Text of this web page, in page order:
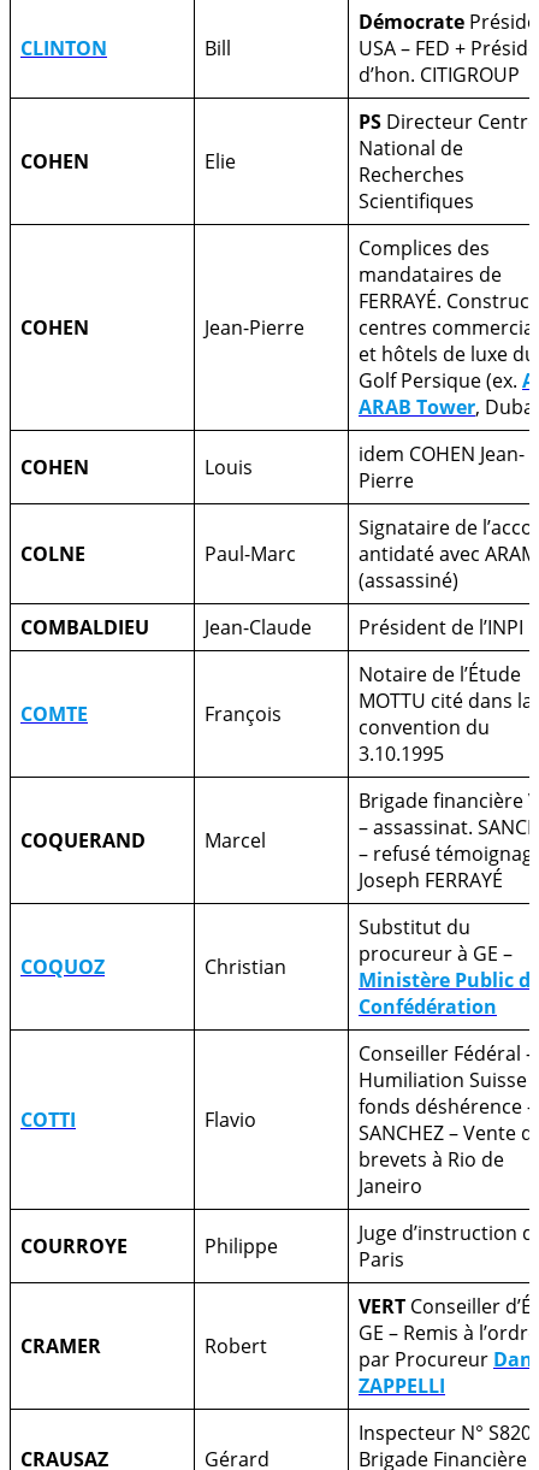
CLINTON Bill
Démocrate
USA – FED +
d’hon. CITIGROUP
COHEN Elie
PS Directeur Centre
National de
Recherches
Scientifiques
COHEN Jean-Pierre
Complices des
mandataires de
FERRAYÉ.
centres
et hôtels de luxe du
Golf Persique (ex.
ARAB Tower,
COHEN Louis
idem COHEN Jean-
Pierre
COLNE Paul-Marc
Signataire de
antidaté avec
(assassiné)
COMBALDIEU
Jean-Claude Président de l’INPI
COMTE François
Notaire de l’Étude
MOTTU cité dans la
convention du
3.10.1995
COQUERAND Marcel
Brigade financière
– assassinat.
– refusé
Joseph FERRAYÉ
COQUOZ Christian
Substitut du
procureur à GE –
Ministère Public
Confédération
COTTI Flavio
Conseiller Fédéral –
Humiliation Suisse
fonds déshérence –
SANCHEZ – Vente
brevets à Rio de
Janeiro
COURROYE Philippe
Juge d’instruction
Paris
CRAMER Robert
VERT Conseiller
GE – Remis à l’ordre
par Procureur
ZAPPELLI
CRAUSAZ Gérard
Inspecteur N°
Brigade Financière